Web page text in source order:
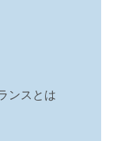
ンスとは